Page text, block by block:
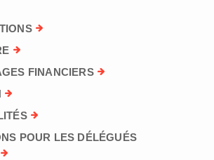
FINANCIERS
POUR LES DÉLÉGUÉS